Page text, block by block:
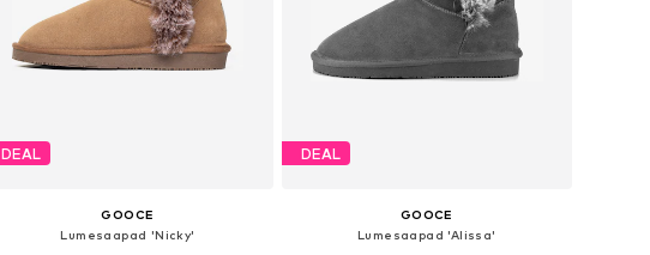
DEAL
GOOCE
Lumesaapad 'Nicky'
DEAL
GOOCE
Lumesaapad 'Alissa'